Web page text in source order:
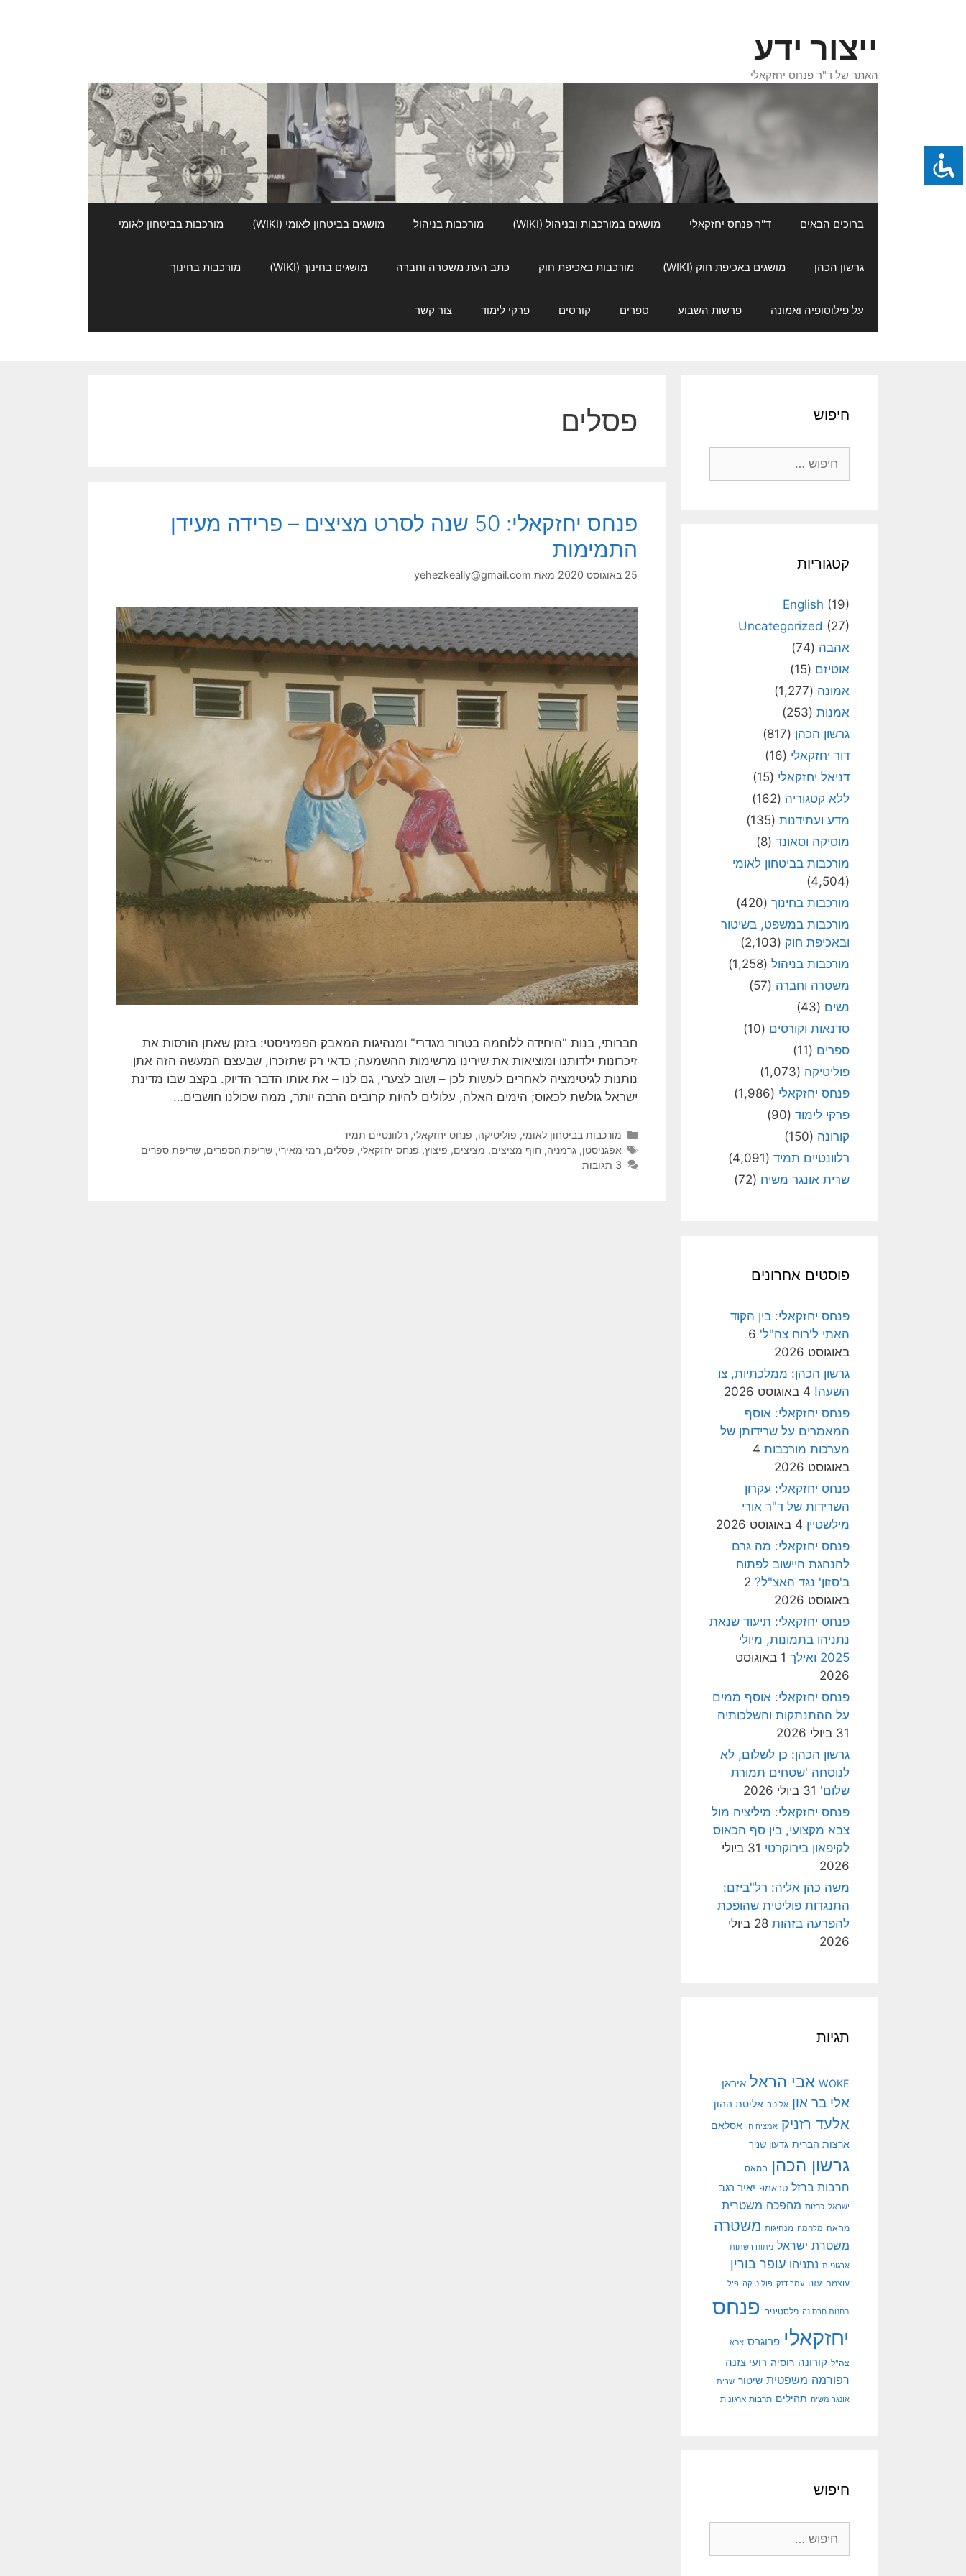
ייצור ידע
האתר של ד"ר פנחס יחזקאלי
ברוכים הבאים ד"ר פנחס יחזקאלי מושגים במורכבות ובניהול (WIKI) מורכבות בניהול מושגים בביטחון לאומי (WIKI) מורכבות בביטחון לאומי
גרשון הכהן מושגים באכיפת חוק (WIKI) מורכבות באכיפת חוק כתב העת משטרה וחברה מושגים בחינוך (WIKI) מורכבות בחינוך
על פילוסופיה ואמונה פרשות השבוע ספרים קורסים פרקי לימוד צור קשר
פסלים
פנחס יחזקאלי: 50 שנה לסרט מציצים – פרידה מעידן
התמימות
25 באוגוסט 2020 מאת yehezkeally@gmail.com
חברותי, בנות "היחידה ללוחמה בטרור מגדרי" ומנהיגות המאבק הפמיניסטי: בזמן שאתן הורסות את
זיכרונות ילדותנו ומוציאות את שירינו מרשימות ההשמעה; כדאי רק שתזכרו, שבעצם המעשה הזה אתן
נותנות לגיטימציה לאחרים לעשות לכן – ושוב לצערי, גם לנו – את אותו הדבר הדיוק. בקצב שבו מדינת
ישראל גולשת לכאוס; הימים האלה, עלולים להיות קרובים הרבה יותר, ממה שכולנו חושבים…
קטגוריות
מורכבות בביטחון לאומי, פוליטיקה, פנחס יחזקאלי, רלוונטיים תמיד
תגיות
אפגניסטן, גרמניה, חוף מציצים, מציצים, פיצוץ, פנחס יחזקאלי, פסלים, רמי מאירי, שריפת הספרים, שריפת ספרים
3 תגובות
חיפוש
קטגוריות
English (19)
Uncategorized (27)
אהבה (74)
אוטיזם (15)
אמונה (1,277)
אמנות (253)
גרשון הכהן (817)
דור יחזקאלי (16)
דניאל יחזקאלי (15)
ללא קטגוריה (162)
מדע ועתידנות (135)
מוסיקה וסאונד (8)
מורכבות בביטחון לאומי
(4,504)
מורכבות בחינוך (420)
מורכבות במשפט, בשיטור
ובאכיפת חוק (2,103)
מורכבות בניהול (1,258)
משטרה וחברה (57)
נשים (43)
סדנאות וקורסים (10)
ספרים (11)
פוליטיקה (1,073)
פנחס יחזקאלי (1,986)
פרקי לימוד (90)
קורונה (150)
רלוונטיים תמיד (4,091)
שרית אונגר משיח (72)
פוסטים אחרונים
פנחס יחזקאלי: בין הקוד
האתי ל'רוח צה"ל' 6
באוגוסט 2026
גרשון הכהן: ממלכתיות, צו
השעה! 4 באוגוסט 2026
פנחס יחזקאלי: אוסף
המאמרים על שרידותן של
מערכות מורכבות 4
באוגוסט 2026
פנחס יחזקאלי: עקרון
השרידות של ד"ר אורי
מילשטיין 4 באוגוסט 2026
פנחס יחזקאלי: מה גרם
להנהגת היישוב לפתוח
ב'סזון' נגד האצ"ל? 2
באוגוסט 2026
פנחס יחזקאלי: תיעוד שנאת
נתניהו בתמונות, מיולי
2025 ואילך
1 באוגוסט
2026
פנחס יחזקאלי: אוסף ממים
על ההתנתקות והשלכותיה
31 ביולי 2026
גרשון הכהן: כן לשלום, לא
לנוסחה 'שטחים תמורת
שלום' 31 ביולי 2026
פנחס יחזקאלי: מיליציה מול
צבא מקצועי, בין סף הכאוס
לקיפאון בירוקרטי
31 ביולי
2026
משה כהן אליה: רל"ביזם:
התנגדות פוליטית שהופכת
להפרעה בזהות
28 ביולי
2026
תגיות
WOKE אבי הראל איראן
אלי בר און אליטה אליטת ההון
אלעד רזניק אמציה חן אסלאם
ארצות הברית גדעון שניר
גרשון הכהן חמאס
חרבות ברזל טראמפ יאיר רגב
ישראל כרזות מהפכה משטרית
מחאה מלחמה מנהיגות משטרה
משטרת ישראל ניתוח רשתות
ארגוניות נתניהו עופר בורין
עוצמה עזה עמר דנק פוליטיקה פיל
בחנות חרסינה פלסטינים פנחס
יחזקאלי פרוגרס צבא
צה"ל קורונה רוסיה רועי צזנה
רפורמה משפטית שיטור שרית
אונגר משיח תהילים תרבות ארגונית
חיפוש